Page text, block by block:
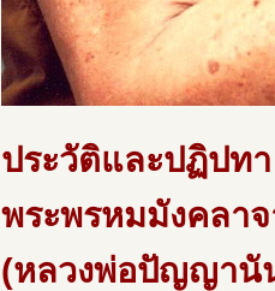
ประวัติและปฏิปทา
พระพรหมมังคลาจ
(หลวงพ่อปัญญานั